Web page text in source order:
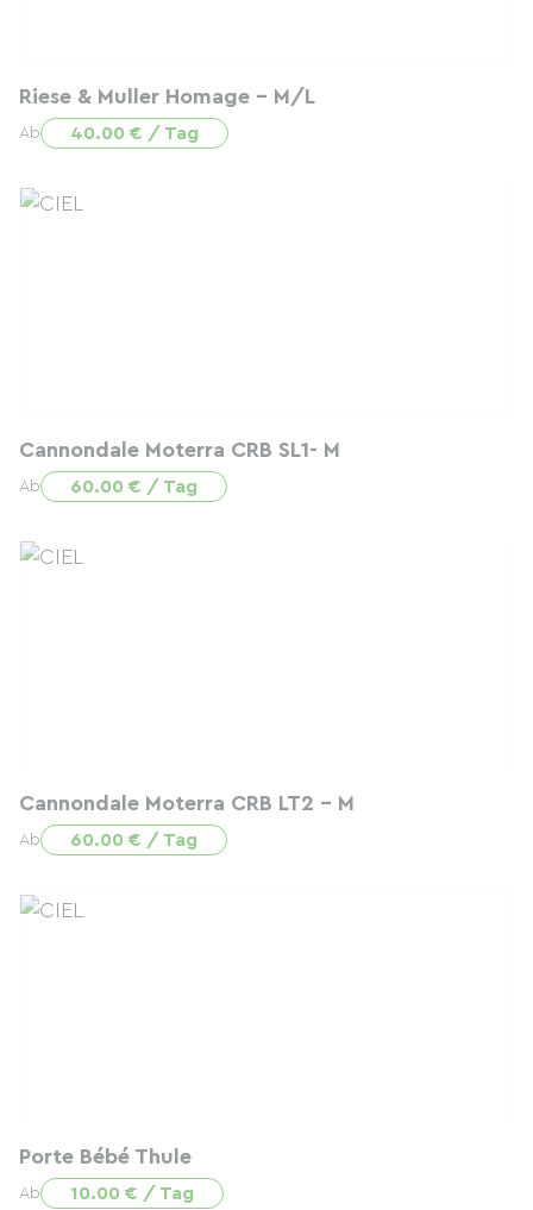
Riese & Muller Homage - M/L
Ab 40.00 € / Tag
Cannondale Moterra CRB SL1- M
Ab 60.00 € / Tag
Cannondale Moterra CRB LT2 - M
Ab 60.00 € / Tag
Porte Bébé Thule
Ab 10.00 € / Tag